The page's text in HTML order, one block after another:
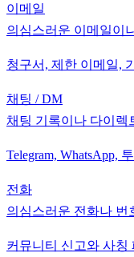
이메일
의심스러운 이메일이
청구서, 제한 이메일,
채팅 / DM
채팅 기록이나 다이렉
Telegram, WhatsApp,
전화
의심스러운 전화나 번
커뮤니티 신고와 사칭